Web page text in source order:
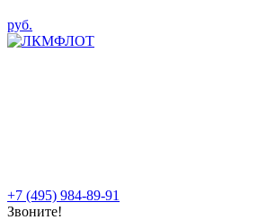
руб.
+7 (495) 984-89-91
Звоните!